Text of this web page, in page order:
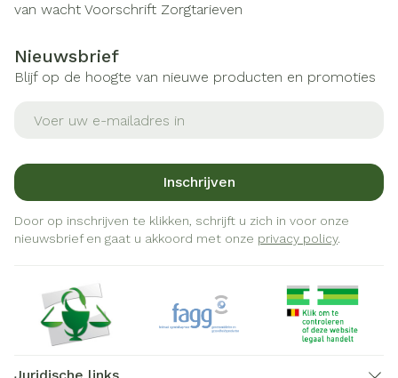
van wacht Voorschrift Zorgtarieven
Nieuwsbrief
Blijf op de hoogte van nieuwe producten en promoties
Inschrijven
Door op inschrijven te klikken, schrijft u zich in voor onze
nieuwsbrief en gaat u akkoord met onze privacy policy.